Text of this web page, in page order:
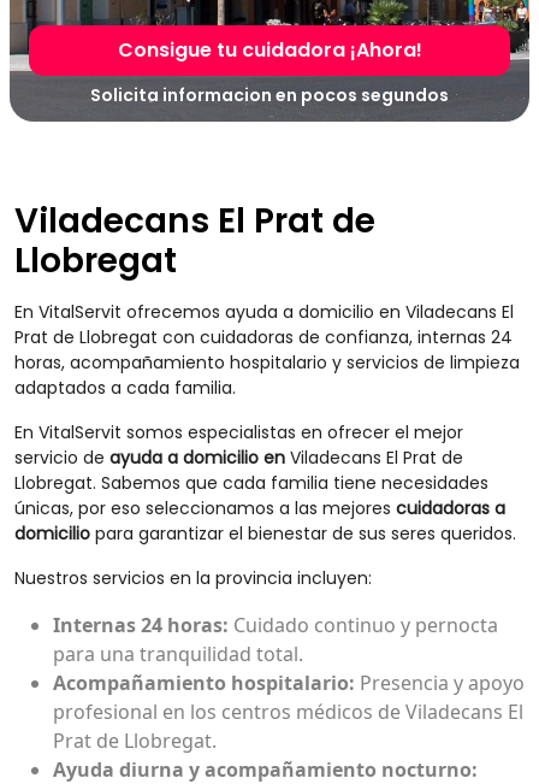
Consigue tu cuidadora ¡Ahora!
Solicita informacion en pocos segundos
Viladecans El Prat de
Llobregat
En VitalServit ofrecemos ayuda a domicilio en Viladecans El
Prat de Llobregat con cuidadoras de confianza, internas 24
horas, acompañamiento hospitalario y servicios de limpieza
adaptados a cada familia.
En VitalServit somos especialistas en ofrecer el mejor
servicio de ayuda a domicilio en Viladecans El Prat de
Llobregat. Sabemos que cada familia tiene necesidades
únicas, por eso seleccionamos a las mejores cuidadoras a
domicilio para garantizar el bienestar de sus seres queridos.
Nuestros servicios en la provincia incluyen:
Internas 24 horas: Cuidado continuo y pernocta
para una tranquilidad total.
Acompañamiento hospitalario: Presencia y apoyo
profesional en los centros médicos de Viladecans El
Prat de Llobregat.
Ayuda diurna y acompañamiento nocturno: